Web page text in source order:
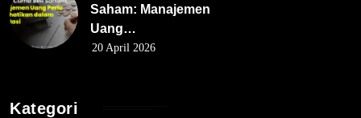
Saham: Manajemen
Uang…
20 April 2026
Kategori